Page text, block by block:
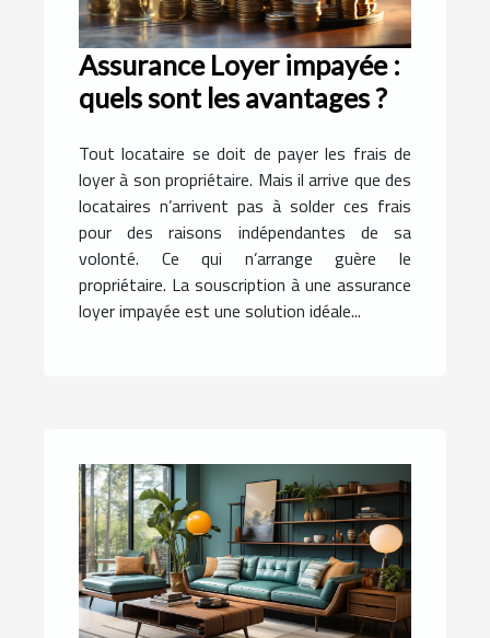
Assurance Loyer impayée :
quels sont les avantages ?
Tout locataire se doit de payer les frais de
loyer à son propriétaire. Mais il arrive que des
locataires n’arrivent pas à solder ces frais
pour des raisons indépendantes de sa
volonté. Ce qui n’arrange guère le
propriétaire. La souscription à une assurance
loyer impayée est une solution idéale...